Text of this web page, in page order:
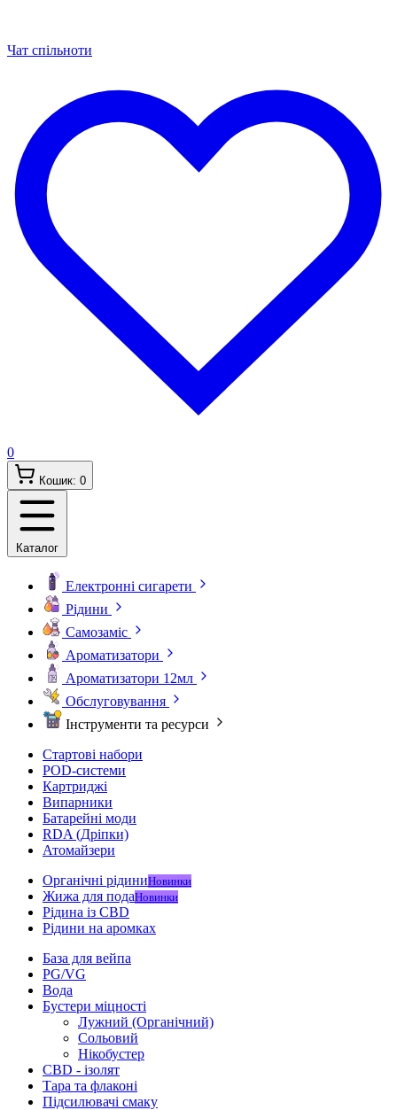
Чат спільноти
0
Кошик: 0
Каталог
Електронні сигарети
Рідини
Самозаміс
Ароматизатори
Ароматизатори 12мл
Обслуговування
Інструменти та ресурси
Стартові набори
POD-системи
Картриджі
Випарники
Батарейні моди
RDA (Дріпки)
Атомайзери
Органічні рідиниНовинки
Жижа для подаНовинки
Рідина із CBD
Рідини на аромках
База для вейпа
PG/VG
Вода
Бустери міцності
Лужний (Органічний)
Сольовий
Нікобустер
CBD - ізолят
Тара та флаконі
Підсилювачі смаку